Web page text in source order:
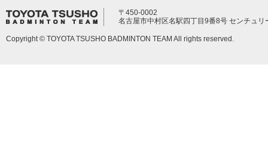
〒450-0002
名古屋市中村区名駅四丁目9番8号 センチュリ
Copyright © TOYOTA TSUSHO BADMINTON TEAM All rights reserved.